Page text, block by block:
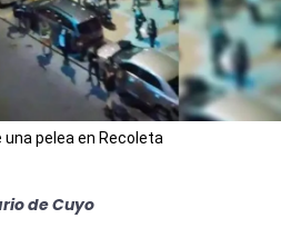
pelea en Recoleta
de Cuyo